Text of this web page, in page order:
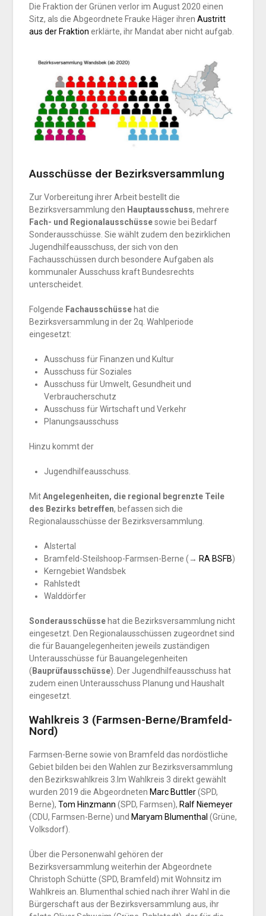
Die Fraktion der Grünen verlor im August 2020 einen
Sitz, als die Abgeordnete Frauke Häger ihren Austritt
aus der Fraktion erklärte, ihr Mandat aber nicht aufgab.
Ausschüsse der Bezirksversammlung
Zur Vorbereitung ihrer Arbeit bestellt die
Bezirksversammlung den Hauptausschuss, mehrere
Fach- und Regionalausschüssesowie bei Bedarf
Sonderausschüsse. Sie wählt zudem den bezirklichen
Jugendhilfeausschuss, der sich von den
Fachausschüssen durch besondere Aufgaben als
kommunaler Ausschuss kraft Bundesrechts
unterscheidet.
Folgende Fachausschüssehat die
Bezirksversammlung in der 2q. Wahlperiode
eingesetzt:
Ausschuss für Finanzen und Kultur
Ausschuss für Soziales
Ausschuss für Umwelt, Gesundheit und
Verbraucherschutz
Ausschuss für Wirtschaft und Verkehr
Planungsausschuss
Hinzu kommt der
Jugendhilfeausschuss.
MitAngelegenheiten, die regional begrenzte Teile
des Bezirks betreffen, befassen sich die
Regionalausschüsse der Bezirksversammlung.
Alstertal
Bramfeld-Steilshoop-Farmsen-Berne (→ RA BSFB)
Kerngebiet Wandsbek
Rahlstedt
Walddörfer
Sonderausschüssehat die Bezirksversammlung nicht
eingesetzt. Den Regionalausschüssen zugeordnet sind
die für Bauangelegenheiten jeweils zuständigen
Unterausschüsse für Bauangelegenheiten
( Bauprüfausschüsse). Der Jugendhilfeausschuss hat
zudem einen Unterausschuss Planung und Haushalt
eingesetzt.
Wahlkreis 3 (Farmsen-Berne/Bramfeld-
Nord)
Farmsen-Berne sowie von Bramfeld das nordöstliche
Gebiet bilden bei den Wahlen zur Bezirksversammlung
den Bezirkswahlkreis 3. Im Wahlkreis 3 direkt gewählt
wurden 2019 die Abgeordneten Marc Buttler(SPD,
Berne), Tom Hinzmann (SPD, Farmsen), Ralf Niemeyer
(CDU, Farmsen-Berne) und Maryam Blumenthal (Grüne,
Volksdorf).
Über die Personenwahl gehören der
Bezirksversammlung weiterhin der Abgeordnete
Christoph Schütte (SPD, Bramfeld) mit Wohnsitz im
Wahlkreis an. Blumenthal schied nach ihrer Wahl in die
Bürgerschaft aus der Bezirksversammlung aus, ihr